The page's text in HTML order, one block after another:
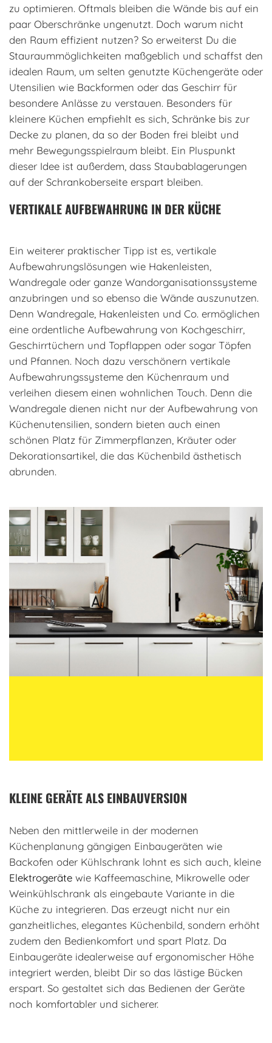
zu optimieren. Oftmals bleiben die Wände bis auf ein
paar Oberschränke ungenutzt. Doch warum nicht
den Raum effizient nutzen? So erweiterst Du die
Stauraummöglichkeiten maßgeblich und schaffst den
idealen Raum, um selten genutzte Küchengeräte oder
Utensilien wie Backformen oder das Geschirr für
besondere Anlässe zu verstauen. Besonders für
kleinere Küchen empfiehlt es sich, Schränke bis zur
Decke zu planen, da so der Boden frei bleibt und
mehr Bewegungsspielraum bleibt. Ein Pluspunkt
dieser Idee ist außerdem, dass Staubablagerungen
auf der Schrankoberseite erspart bleiben.
VERTIKALE AUFBEWAHRUNG IN DER KÜCHE
Ein weiterer praktischer Tipp ist es, vertikale
Aufbewahrungslösungen wie Hakenleisten,
Wandregale oder ganze Wandorganisationssysteme
anzubringen und so ebenso die Wände auszunutzen.
Denn Wandregale, Hakenleisten und Co. ermöglichen
eine ordentliche Aufbewahrung von Kochgeschirr,
Geschirrtüchern und Topflappen oder sogar Töpfen
und Pfannen. Noch dazu verschönern vertikale
Aufbewahrungssysteme den Küchenraum und
verleihen diesem einen wohnlichen Touch. Denn die
Wandregale dienen nicht nur der Aufbewahrung von
Küchenutensilien, sondern bieten auch einen
schönen Platz für Zimmerpflanzen, Kräuter oder
Dekorationsartikel, die das Küchenbild ästhetisch
abrunden.
KLEINE GERÄTE ALS EINBAUVERSION
Neben den mittlerweile in der modernen
Küchenplanung gängigen Einbaugeräten wie
Backofen oder Kühlschrank lohnt es sich auch, kleine
Elektrogeräte wie Kaffeemaschine, Mikrowelle oder
Weinkühlschrank als eingebaute Variante in die
Küche zu integrieren. Das erzeugt nicht nur ein
ganzheitliches, elegantes Küchenbild, sondern erhöht
zudem den Bedienkomfort und spart Platz. Da
Einbaugeräte idealerweise auf ergonomischer Höhe
integriert werden, bleibt Dir so das lästige Bücken
erspart. So gestaltet sich das Bedienen der Geräte
noch komfortabler und sicherer.